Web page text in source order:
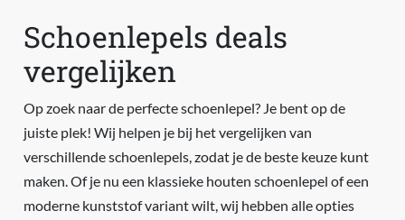
Schoenlepels deals
vergelijken
Op zoek naar de perfecte schoenlepel? Je bent op de
juiste plek! Wij helpen je bij het vergelijken van
verschillende schoenlepels, zodat je de beste keuze kunt
maken. Of je nu een klassieke houten schoenlepel of een
moderne kunststof variant wilt, wij hebben alle opties